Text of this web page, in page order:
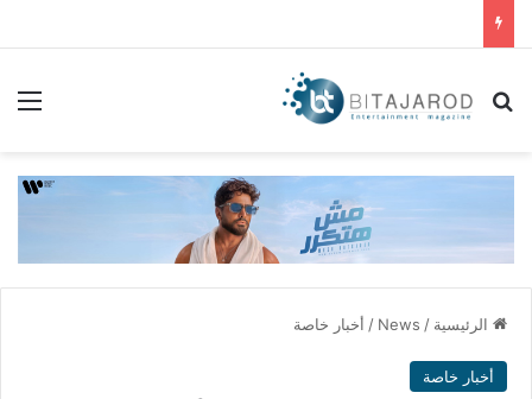
بحث عن
الرئيسية /
News
/ أخبار خاصة
أخبار خاصة